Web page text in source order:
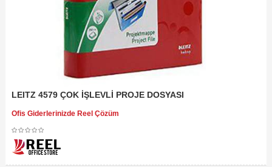
LEITZ 4579 ÇOK İŞLEVLİ PROJE DOSYASI
Ofis Giderlerinizde Reel Çözüm